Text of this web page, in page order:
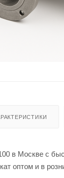
в Москве с
оптом и в